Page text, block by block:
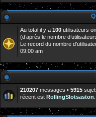
Au total il y a 100 utilisateurs
(d’après le nombre
Le record du nombre
09:00 am
210207 messages • 5915
récent est RollingSlotsaston